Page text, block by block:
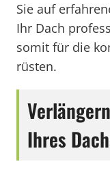
Sie auf
Ihr Dach
somit für die
rüsten.
Ihres